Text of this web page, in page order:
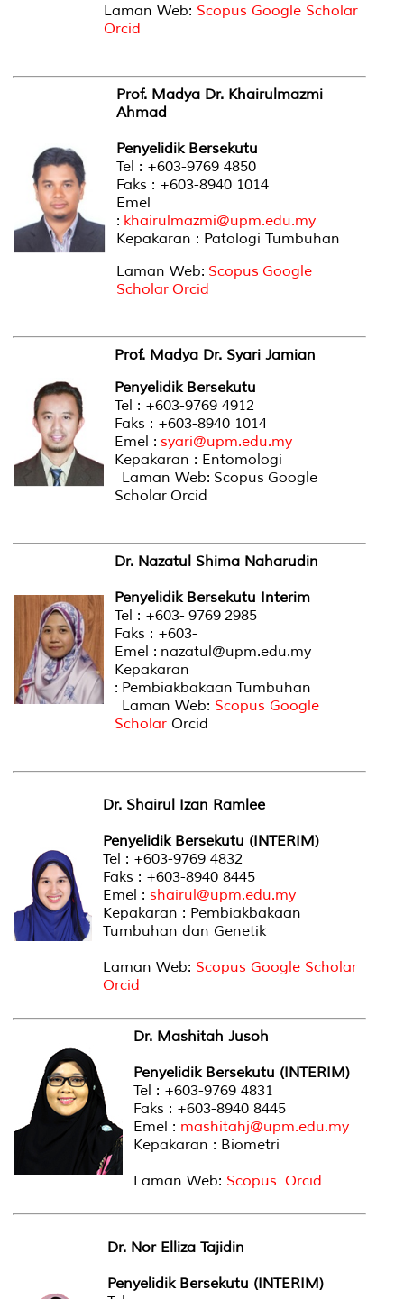
Laman Web: Scopus Google Scholar
Orcid
Prof. Madya Dr. Khairulmazmi
Ahmad
Penyelidik Bersekutu
Tel : +603-9769 4850
Faks : +603-8940 1014
Emel
: khairulmazmi@upm.edu.my
Kepakaran : Patologi Tumbuhan
Laman Web: Scopus Google
Scholar Orcid
Prof. Madya Dr. Syari Jamian
Penyelidik Bersekutu
Tel : +603-9769 4912
Faks : +603-8940 1014
Emel : syari@upm.edu.my
Kepakaran : Entomologi
Laman Web: Scopus Google
Scholar Orcid
Dr. Nazatul Shima Naharudin
Penyelidik Bersekutu Interim
Tel : +603- 9769 2985
Faks : +603-
Emel : nazatul@upm.edu.my
Kepakaran
: Pembiakbakaan Tumbuhan
Laman Web: Scopus Google
Scholar Orcid
Dr. Shairul Izan Ramlee
Penyelidik Bersekutu (INTERIM)
Tel : +603-9769 4832
Faks : +603-8940 8445
Emel : shairul@upm.edu.my
Kepakaran : Pembiakbakaan
Tumbuhan dan Genetik
Laman Web: Scopus Google Scholar
Orcid
Dr. Mashitah Jusoh
Penyelidik Bersekutu (INTERIM)
Tel : +603-9769 4831
Faks : +603-8940 8445
Emel : mashitahj@upm.edu.my
Kepakaran : Biometri
Laman Web: Scopus Orcid
Dr. Nor Elliza Tajidin
Penyelidik Bersekutu (INTERIM)